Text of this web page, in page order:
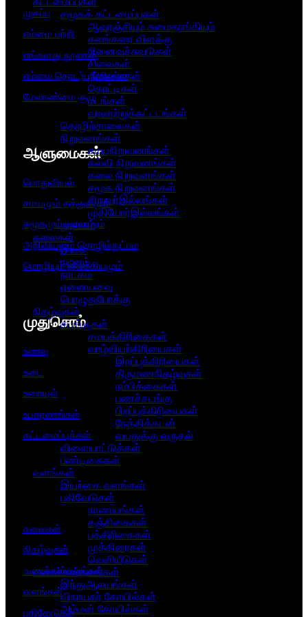
சமூகக் கட்டமைப்புகள்
ஆவுரஞ்சியும் சுமைதாங்கியும்
கலங்கரை விளக்கு
நினைவுச்சுவடுகள்
சிலைகள்
நீர்நிலைகள்
தொட்டிகள்
மடங்கள்
வரலாற்றுக்கட்டடங்கள்
தொழிற்சாலைகள்
நிறுவனங்கள்
சமயநிறுவனங்கள்
கல்வி நிறுவனங்கள்
கலை நிறுவனங்கள்
சமூக நிறுவனங்கள்
சிறுவர்இல்லங்கள்
முதியோர்இல்லங்கள்
நூலகம்
கலைகள்
இசை
நடனம்
நாடகம்
ஏனையவை
பொழுதுபோக்கு
நிகழ்வுகள்
சடங்குகள்
சமயக்கிரிகைகள்
வாழ்வியற்கிரியைகள்
இறப்புக்கிரியைகள்
திருமணநிகழ்வுகள்
நம்பிக்கைகள்
பணச்சடங்கு
பிறப்புக்கிரியைகள்
நேத்திக்கடன்
வயதுக்கு வருதல்
விளையாட்டுக்கள்
பண்டிகைகள்
வளங்கள்
இயற்கை வளங்கள்
பதிவேடுகள்
நாணயங்கள்
சஞ்சிகைகள்
பத்திரிகைகள்
முத்திரைகள்
வெளியீடுகள்
வணக்கஸ்தலங்கள்
இந்துஆலயங்கள்
விநாயகர் கோயில்கள்
அம்மன் கோயில்கள்
முகப்பு
எம்மை பற்றி
எங்களது நூல்கள்
எம்மை தொடர்பு கொள்ள
மேலாண்மை குழு
ஆளுமைகள்​
பொதுவியல்
சமயமும் தத்துவமும்
சமூகமும் வரலாறும்
அறிவியலும் தொழில்நுட்பம
மொழியும் இலக்கியமும்
முதுசொம்
உணவு
உடை
உறையுள்
உபகரணங்கள்
கட்டமைப்புக்கள்
கலைகள்
நிகழ்வுகள்
வணக்கஸ்தலங்கள்
வளங்கள்
பதிவேடுகள்